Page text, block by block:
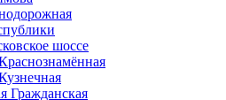
шоссе
Гражданская